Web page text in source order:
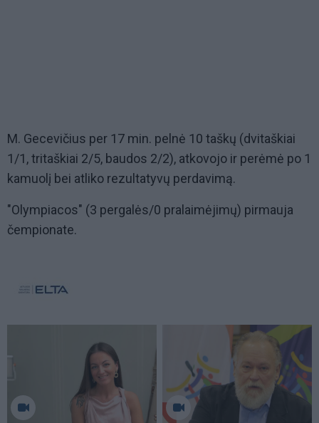
M. Gecevičius per 17 min. pelnė 10 taškų (dvitaškiai
1/1, tritaškiai 2/5, baudos 2/2), atkovojo ir perėmė po 1
kamuolį bei atliko rezultatyvų perdavimą.
"Olympiacos" (3 pergalės/0 pralaimėjimų) pirmauja
čempionate.